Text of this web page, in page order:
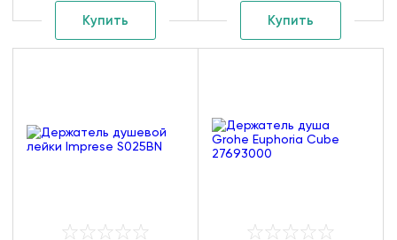
Купить Купить